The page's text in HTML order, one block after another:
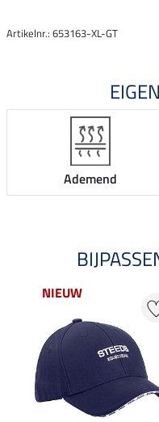
Artikelnr.: 653163-XL-GT
Ademend
NIEUW